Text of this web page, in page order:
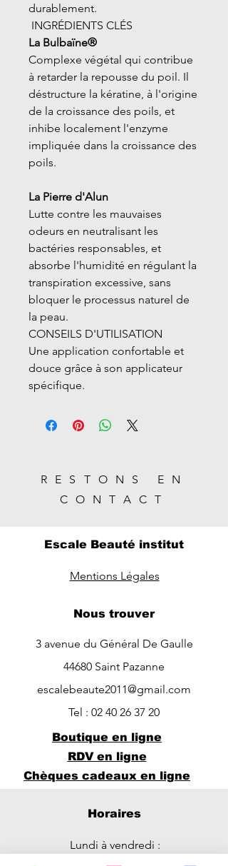
durablement.
INGRÉDIENTS CLÉS
La Bulbaïne®
Complexe végétal qui contribue
à retarder la repousse du poil. Il
déstructure la kératine, à l'origine
de la croissance des poils, et
inhibe localement l'enzyme
impliquée dans la croissance des
poils.
La Pierre d'Alun
Lutte contre les mauvaises
odeurs en neutralisant les
bactéries responsables, et
absorbe l'humidité en régulant la
transpiration excessive, sans
bloquer le processus naturel de
la peau.
CONSEILS D'UTILISATION
Une application confortable et
douce grâce à son applicateur
spécifique.
RESTONS EN
CONTACT
Escale Beauté institut
Mentions Légales
Nous trouver
3 avenue du Général De Gaulle
44680 Saint Pazanne
escalebeaute2011@gmail.com
Tel : 02 40 26 37 20
Boutique en ligne
RDV en ligne
Chèques cadeaux en ligne
Horaires
Lundi à vendredi :